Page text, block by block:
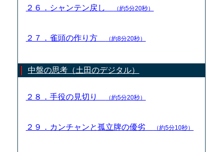
２６．シャンテン戻し （約5分20秒）
２７．雀頭の作り方 （約8分20秒）
中盤の思考（土田のデジタル）
２８．手役の見切り （約5分20秒）
２９．カンチャンと孤立牌の優劣 （約5分10秒）